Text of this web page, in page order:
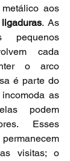
aos
ligaduras. As
pequenos
cada
o arco
é parte do
as
podem
Esses
visitas; o